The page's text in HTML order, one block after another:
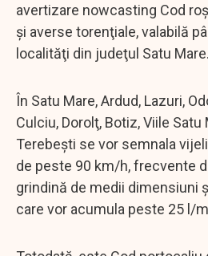
avertizare nowcasting Cod
şi averse torenţiale, valabilă
localităţi din judeţul Satu Mare.
În Satu Mare, Ardud, Lazuri,
Culciu, Dorolţ, Botiz, Viile Satu
Terebeşti se vor semnala
de peste 90 km/h, frecvente
grindină de medii dimensiuni
care vor acumula peste 25 l/